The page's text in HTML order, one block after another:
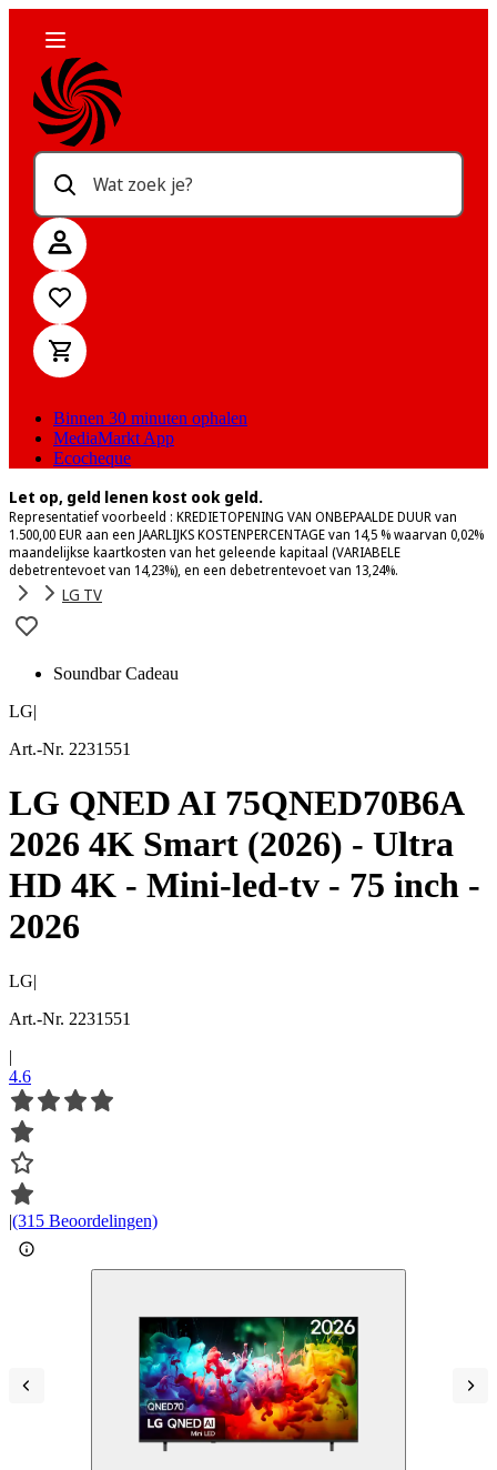
Wat zoek je?
Binnen 30 minuten ophalen
MediaMarkt App
Ecocheque
Let op, geld lenen kost ook geld.
Representatief voorbeeld : KREDIETOPENING VAN ONBEPAALDE DUUR van
1.500,00 EUR aan een JAARLIJKS KOSTENPERCENTAGE van 14,5 % waarvan 0,02%
maandelijkse kaartkosten van het geleende kapitaal (VARIABELE
debetrentevoet van 14,23%), en een debetrentevoet van 13,24%.
LG TV
Soundbar Cadeau
LG|
Art.-Nr. 2231551
LG QNED AI 75QNED70B6A
2026 4K Smart (2026) - Ultra
HD 4K - Mini-led-tv - 75 inch -
2026
LG|
Art.-Nr. 2231551
|
4.6
|(315 Beoordelingen)